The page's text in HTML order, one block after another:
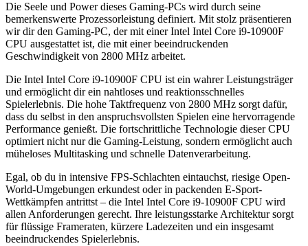
Die Seele und Power dieses Gaming-PCs wird durch seine
bemerkenswerte Prozessorleistung definiert. Mit stolz präsentieren
wir dir den Gaming-PC, der mit einer ‎Intel Intel Core i9-10900F
CPU ausgestattet ist, die mit einer beeindruckenden
Geschwindigkeit von ‎2800 MHz arbeitet.
Die ‎Intel Intel Core i9-10900F CPU ist ein wahrer Leistungsträger
und ermöglicht dir ein nahtloses und reaktionsschnelles
Spielerlebnis. Die hohe Taktfrequenz von ‎2800 MHz sorgt dafür,
dass du selbst in den anspruchsvollsten Spielen eine hervorragende
Performance genießt. Die fortschrittliche Technologie dieser CPU
optimiert nicht nur die Gaming-Leistung, sondern ermöglicht auch
müheloses Multitasking und schnelle Datenverarbeitung.
Egal, ob du in intensive FPS-Schlachten eintauchst, riesige Open-
World-Umgebungen erkundest oder in packenden E-Sport-
Wettkämpfen antrittst – die ‎Intel Intel Core i9-10900F CPU wird
allen Anforderungen gerecht. Ihre leistungsstarke Architektur sorgt
für flüssige Frameraten, kürzere Ladezeiten und ein insgesamt
beeindruckendes Spielerlebnis.